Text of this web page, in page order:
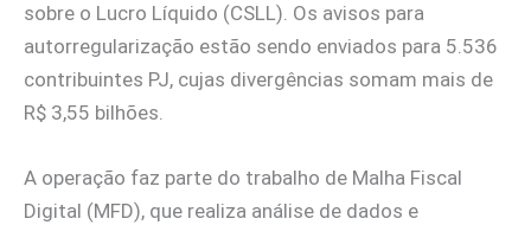
sobre o Lucro Líquido (CSLL). Os avisos para
autorregularização estão sendo enviados para 5.536
contribuintes PJ, cujas divergências somam mais de
R$ 3,55 bilhões.
A operação faz parte do trabalho de Malha Fiscal
Digital (MFD), que realiza análise de dados e